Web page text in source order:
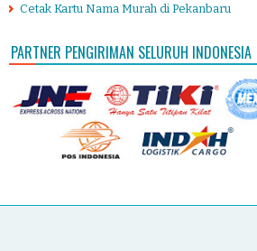
Cetak Kartu Nama Murah di Pekanbaru
PARTNER PENGIRIMAN SELURUH INDONESIA